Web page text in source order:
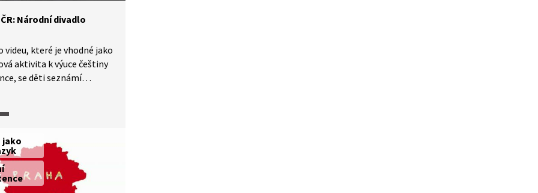
Národní divadlo
videu, které je vhodné jako
aktivita k výuce češtiny
se děti seznámí
Národní divadlo. Je
žáky staršího školního
jako